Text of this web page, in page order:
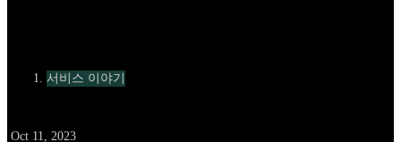
서비스 이야기
Oct 11, 2023